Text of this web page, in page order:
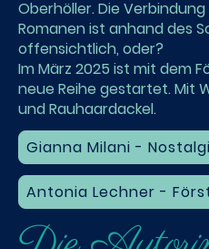
Oberhöller. Die
Romanen ist anhand des
offensichtlich, oder?
Im März 2025 ist mit dem
neue Reihe gestartet. Mit
und Rauhaardackel.
Gianna Milani -
Antonia Lechner -